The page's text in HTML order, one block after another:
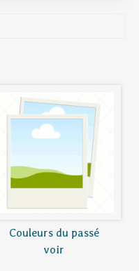
Couleurs du passé
voir